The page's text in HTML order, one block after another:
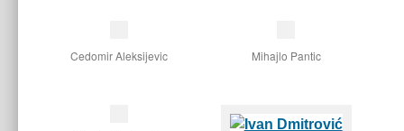
Cedomir Aleksijevic Mihajlo Pantic